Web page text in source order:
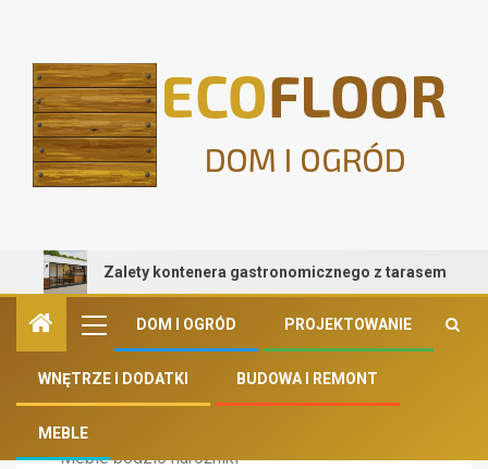
Zalety kontenera gastronomicznego z tarasem
Strona domowa
Meble bodzio narożniki